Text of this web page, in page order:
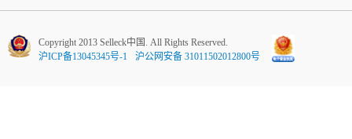
Copyright 2013 Selleck中国. All Rights Reserved.
沪ICP备13045345号-1
沪公网安备 31011502012800号